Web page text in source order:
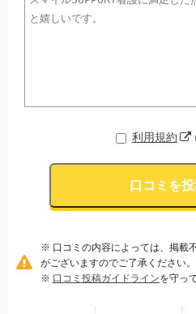
利用規約
口コミを
※ 口コミの内容によっては、掲載
がございますのでご了承ください。
※ 口コミ投稿ガイドラインを守っ